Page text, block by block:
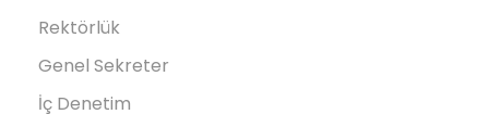
Rektörlük
Genel Sekreter
İç Denetim